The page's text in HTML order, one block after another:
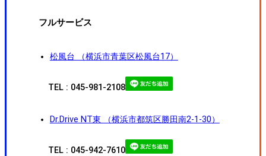
フルサービス
松風台 （横浜市青葉区松風台17）
TEL : 045-981-2108
Dr.Drive NT東 （横浜市都筑区勝田南2-1-30）
TEL : 045-942-7610